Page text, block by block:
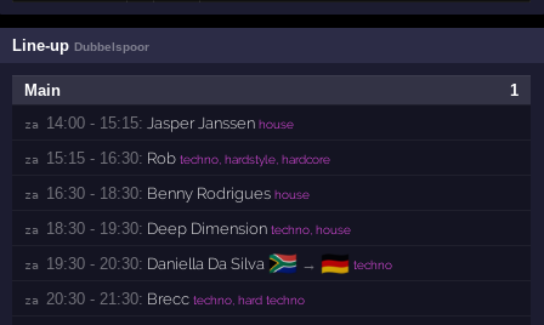
Line-upDubbelspoor
1
Main
za 14:00 - 15:15: Jasper Janssen house
za 15:15 - 16:30: Rob techno, hardstyle, hardcore
za 16:30 - 18:30: Benny Rodrigues house
za 18:30 - 19:30: Deep Dimension techno, house
za 19:30 - 20:30: Daniella Da Silva 🇿🇦 → 🇩🇪 techno
za 20:30 - 21:30: Brecc techno, hard techno